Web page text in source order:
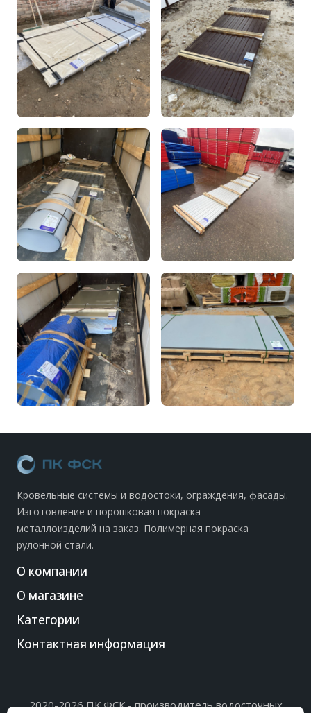
Кровельные системы и водостоки, ограждения, фасады.
Изготовление и порошковая покраска
металлоизделий на заказ. Полимерная покраска
рулонной стали.
О компании
О магазине
Категории
Контактная информация
2020-2026 ПК ФСК - производитель водосточных